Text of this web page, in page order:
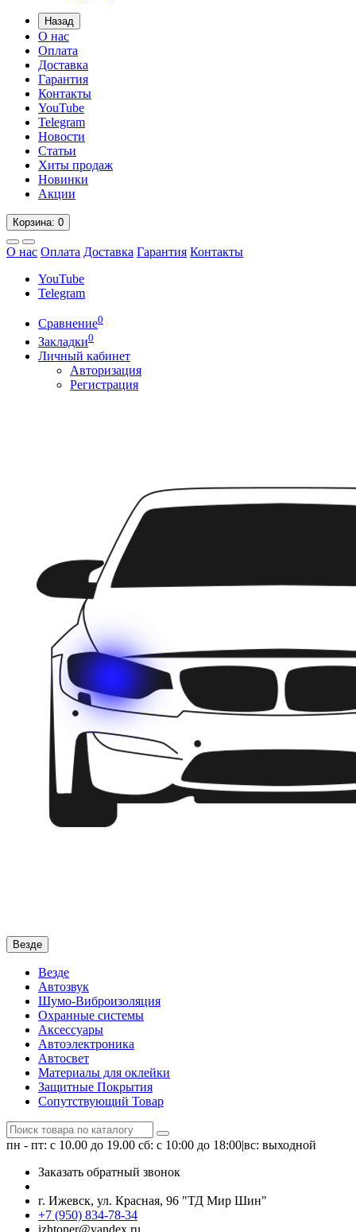
Назад
О нас
Оплата
Доставка
Гарантия
Контакты
YouTube
Telegram
Новости
Статьи
Хиты продаж
Новинки
Акции
Корзина: 0
О нас Оплата Доставка Гарантия Контакты
YouTube
Telegram
Сравнение0
Закладки0
Личный кабинет
Авторизация
Регистрация
Везде
Везде
Автозвук
Шумо-Виброизоляция
Охранные системы
Аксессуары
Автоэлектроника
Автосвет
Материалы для оклейки
Защитные Покрытия
Сопутствующий Товар
пн - пт: с 10.00 до 19.00 сб: с 10:00 до 18:00|вс: выходной
Заказать обратный звонок
г. Ижевск, ул. Красная, 96 "ТД Мир Шин"
+7 (950) 834-78-34
izhtoner@yandex.ru